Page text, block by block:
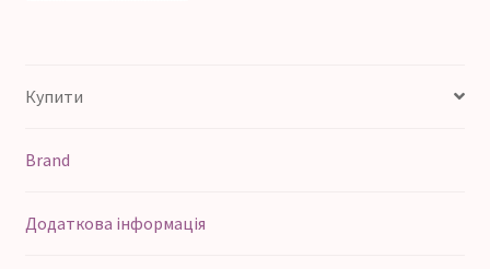
Купити
Brand
Додаткова інформація